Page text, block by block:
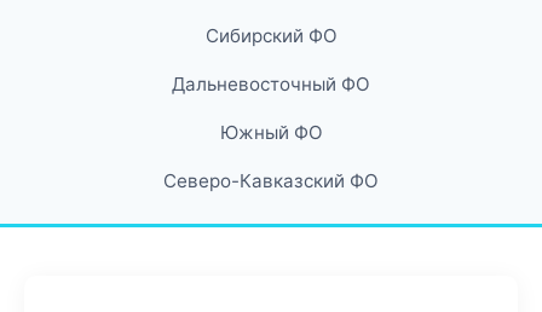
Сибирский ФО
Дальневосточный ФО
Южный ФО
Северо-Кавказский ФО